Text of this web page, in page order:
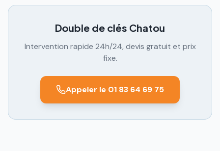
Double de clés Chatou
Intervention rapide 24h/24, devis gratuit et prix
fixe.
Appeler le 01 83 64 69 75